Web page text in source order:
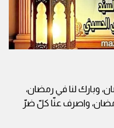
وبارك لنا في رمضان،
واصرف عنّا كلّ ضرّ